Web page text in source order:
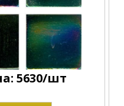
5630/шт